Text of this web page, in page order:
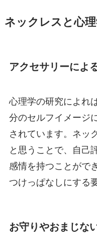
ネックレスと心
アクセサリーによ
心理学の研究によれ
分のセルフイメージ
されています。ネッ
と思うことで、自己
感情を持つことがで
つけっぱなしにする
お守りやおまじな